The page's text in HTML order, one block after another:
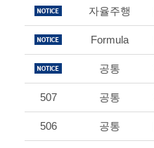
자율주행
Formula
공통
507 공통
506 공통